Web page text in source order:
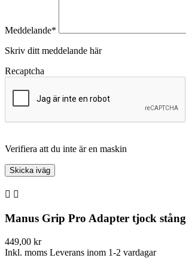
Meddelande*
Skriv ditt meddelande här
Recaptcha
Verifiera att du inte är en maskin
 
Manus Grip Pro Adapter tjock stång
449,00 kr
Inkl. moms Leverans inom 1-2 vardagar